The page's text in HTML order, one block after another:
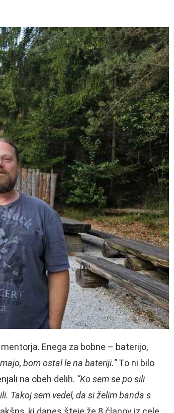
Enega za bobne – baterijo,
bom ostal le na bateriji.”To ni bilo
na obeh delih. “Ko sem se po sili
Takoj sem vedel, da si želim banda s